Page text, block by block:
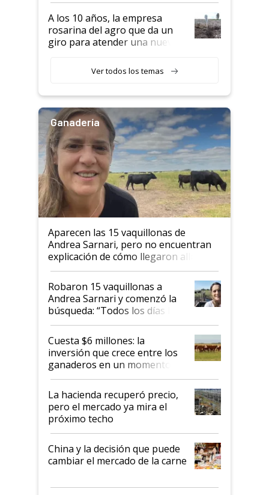
semillero
A los 10 años, la empresa
rosarina del agro que da un
giro para atender una nueva
Ver todos los temas
Ganadería
Aparecen las 15 vaquillonas de
Andrea Sarnari, pero no encuentran
explicación de cómo llegaron allí
Robaron 15 vaquillonas a
Andrea Sarnari y comenzó la
búsqueda: “Todos los días le
toca a algún productor”
Cuesta $6 millones: la
inversión que crece entre los
ganaderos en un momento
histórico para la actividad
La hacienda recuperó precio,
pero el mercado ya mira el
próximo techo
China y la decisión que puede
cambiar el mercado de la carne